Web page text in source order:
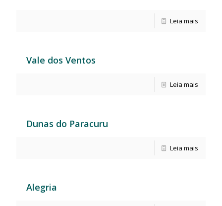
Leia mais
Vale dos Ventos
Leia mais
Dunas do Paracuru
Leia mais
Alegria